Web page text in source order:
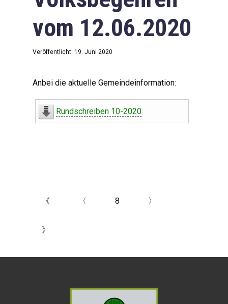
vom 12.06.2020
Veröffentlicht: 19. Juni 2020
Anbei die aktuelle Gemeindeinformation:
Rundschreiben 10-2020
《 〈 8 〉
》